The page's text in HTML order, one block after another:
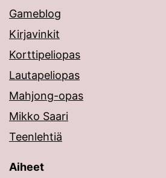
Gameblog
Kirjavinkit
Korttipeliopas
Lautapeliopas
Mahjong-opas
Mikko Saari
Teenlehtiä
Aiheet